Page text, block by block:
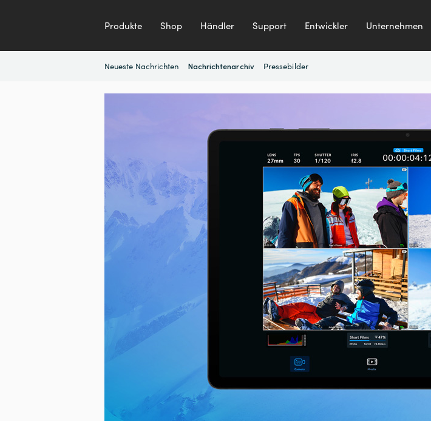
Produkte Shop Händler Support Entwickler Unternehmen
Neueste Nachrichten Nachrichtenarchiv Pressebilder